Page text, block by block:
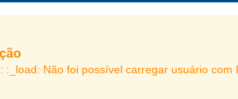
:_load: Não foi possível carregar usuário com